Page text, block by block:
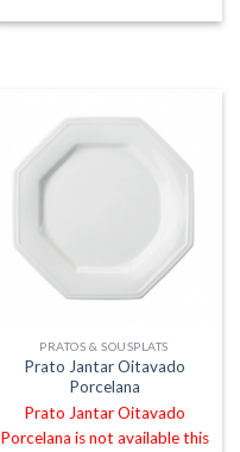
PRATOS & SOUSPLATS
Prato Jantar Oitavado
Porcelana
Prato Jantar Oitavado
Porcelana is not available this